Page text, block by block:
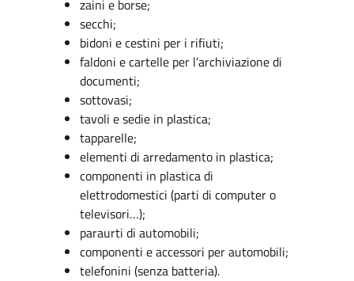
zaini e borse;
secchi;
bidoni e cestini per i rifiuti;
faldoni e cartelle per l’archiviazione di
documenti;
sottovasi;
tavoli e sedie in plastica;
tapparelle;
elementi di arredamento in plastica;
componenti in plastica di
elettrodomestici (parti di computer o
televisori…);
paraurti di automobili;
componenti e accessori per automobili;
telefonini (senza batteria).